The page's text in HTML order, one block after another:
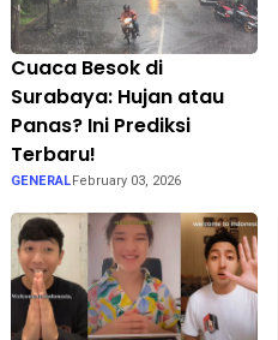
Cuaca Besok di
Surabaya: Hujan atau
Panas? Ini Prediksi
Terbaru!
GENERAL February 03, 2026